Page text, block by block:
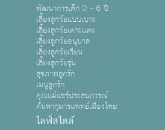
พัฒนาการเด็ก 0 - 6 ปี
เลี้ยงลูกวัยแบบเบาะ
เลี้ยงลูกวัยเตาะเเตะ
เลี้ยงลูกวัยอนุบาล
เลี้ยงลูกวัยเรียน
เลี้ยงลูกวัยรุ่น
สุขภาพลูกรัก
เมนูลูกรัก
คุณแม่แชร์ประสบการณ์
ค้นหากุมารแพทย์เมืองไทย
ไลฟ์สไตล์